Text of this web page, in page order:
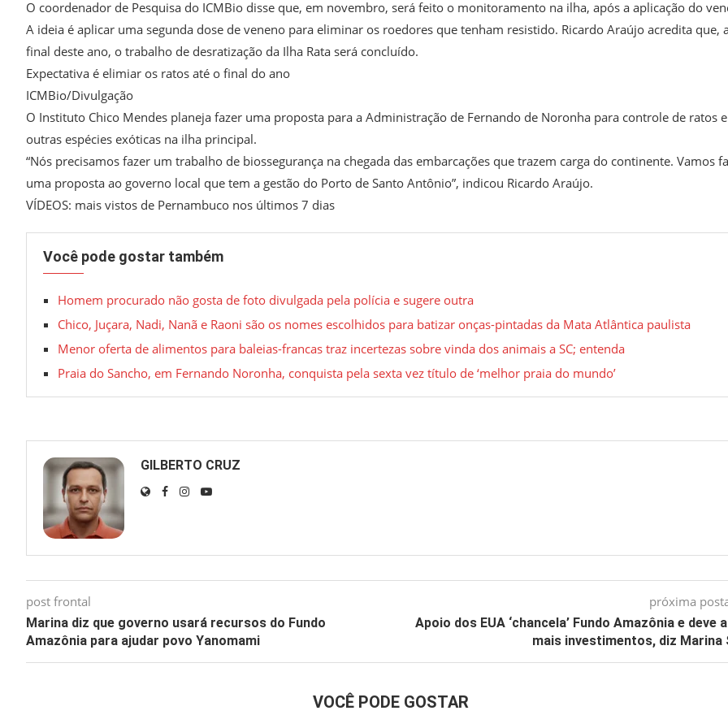
O coordenador de Pesquisa do ICMBio disse que, em novembro, será feito o monitoramento na ilha, após a aplicação do
A ideia é aplicar uma segunda dose de veneno para eliminar os roedores que tenham resistido. Ricardo Araújo acredita que,
final deste ano, o trabalho de desratização da Ilha Rata será concluído.
Expectativa é elimiar os ratos até o final do ano
ICMBio/Divulgação
O Instituto Chico Mendes planeja fazer uma proposta para a Administração de Fernando de Noronha para controle de ratos e
outras espécies exóticas na ilha principal.
“Nós precisamos fazer um trabalho de biossegurança na chegada das embarcações que trazem carga do continente. Vamos
uma proposta ao governo local que tem a gestão do Porto de Santo Antônio”, indicou Ricardo Araújo.
VÍDEOS: mais vistos de Pernambuco nos últimos 7 dias
Você pode gostar também
Homem procurado não gosta de foto divulgada pela polícia e sugere outra
Chico, Juçara, Nadi, Nanã e Raoni são os nomes escolhidos para batizar onças-pintadas da Mata Atlântica paulista
Menor oferta de alimentos para baleias-francas traz incertezas sobre vinda dos animais a SC; entenda
Praia do Sancho, em Fernando Noronha, conquista pela sexta vez título de ‘melhor praia do mundo’
GILBERTO CRUZ
post frontal
Marina diz que governo usará recursos do Fundo
Amazônia para ajudar povo Yanomami
próxima
Apoio dos EUA ‘chancela’ Fundo Amazônia e deve
mais investimentos, diz Marina
VOCÊ PODE GOSTAR